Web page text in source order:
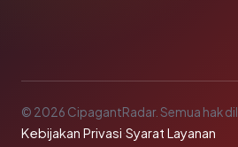
© 2026 CipagantRadar. Semua hak
Kebijakan Privasi·Syarat Layanan